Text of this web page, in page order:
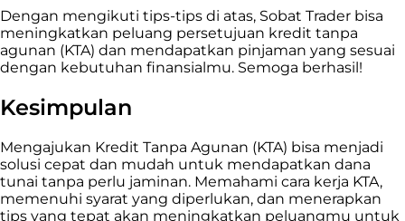
Dengan mengikuti tips-tips di atas, Sobat Trader bisa
meningkatkan peluang persetujuan kredit tanpa
agunan (KTA) dan mendapatkan pinjaman yang sesuai
dengan kebutuhan finansialmu. Semoga berhasil!
Kesimpulan
Mengajukan Kredit Tanpa Agunan (KTA) bisa menjadi
solusi cepat dan mudah untuk mendapatkan dana
tunai tanpa perlu jaminan. Memahami cara kerja KTA,
memenuhi syarat yang diperlukan, dan menerapkan
tips yang tepat akan meningkatkan peluangmu untuk